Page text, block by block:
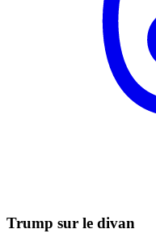
Trump sur le divan